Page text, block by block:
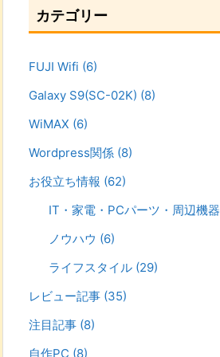
カテゴリー
FUJI Wifi (6)
Galaxy S9(SC-02K) (8)
WiMAX (6)
Wordpress関係 (8)
お役立ち情報 (62)
IT・家電・PCパーツ・周辺機器
ノウハウ (6)
ライフスタイル (29)
レビュー記事 (35)
注目記事 (8)
自作PC (8)